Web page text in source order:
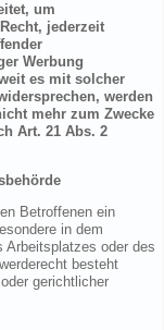
um
jederzeit
Werbung
es mit solcher
werden
mehr zum Zwecke
Art. 21 Abs. 2
Betroffenen ein
in dem
Arbeitsplatzes oder des
besteht
gerichtlicher